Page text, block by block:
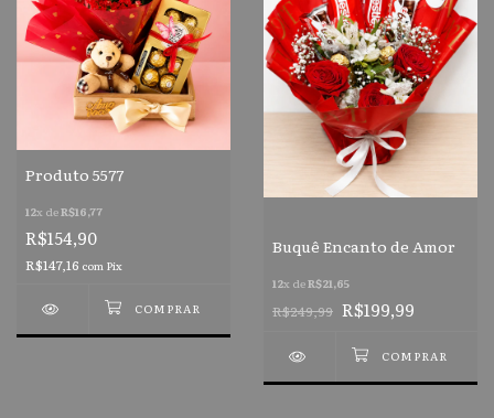
Produto 5577
12x deR$16,77
R$154,90
R$147,16 com Pix
Buquê Encanto de Amor
12x deR$21,65
R$249,99 R$199,99